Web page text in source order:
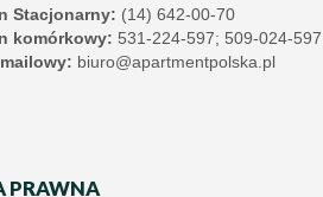
Stacjonarny: (14) 642-00-70
komórkowy: 531-224-597; 509-024-597
biuro@apartmentpolska.pl
PRAWNA